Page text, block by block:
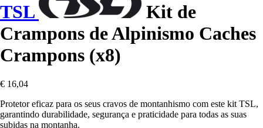
TSL
Kit de
Crampons de Alpinismo Caches
Crampons (x8)
€ 16,04
Protetor eficaz para os seus cravos de montanhismo com este kit TSL,
garantindo durabilidade, segurança e praticidade para todas as suas
subidas na montanha.